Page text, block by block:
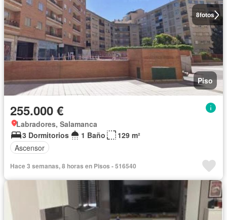
8fotos
Piso
255.000 €
Labradores, Salamanca
3 Dormitorios
1 Baño
129 m²
Ascensor
Hace 3 semanas, 8 horas en Pisos - 516540